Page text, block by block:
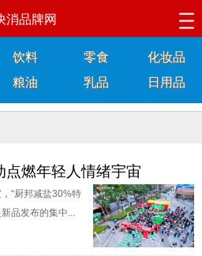
消品牌网
饮料 零食
化妆品
粮油 乳品 日用品
点燃年轻人情绪宇宙
“厨邦减盐30%特
品发布的集中...